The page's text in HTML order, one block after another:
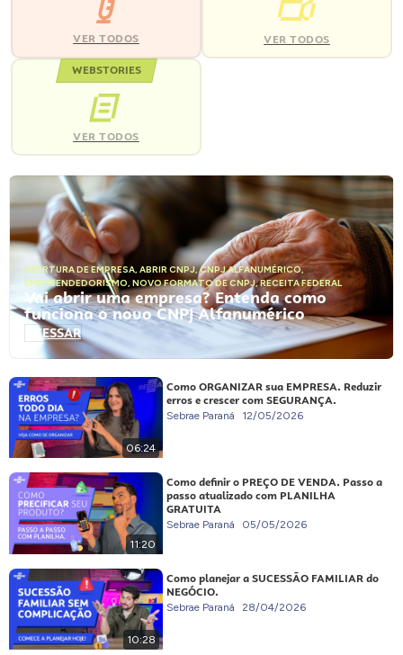
VER TODOS VER TODOS
WEBSTORIES
VER TODOS
ABERTURA DE EMPRESA, ABRIR CNPJ,CNPJ ALFANUMÉRICO,
EMPREENDEDORISMO, NOVO FORMATO DE CNPJ,RECEITA FEDERAL
Vai abrir uma empresa? Entenda como
funciona o novo CNPJ Alfanumérico
ACESSAR
06:24
Como ORGANIZAR sua EMPRESA. Reduzir
erros e crescer com SEGURANÇA.
Sebrae Paraná 12/05/2026
11:20
Como definir o PREÇO DE VENDA. Passo a
passo atualizado com PLANILHA
GRATUITA
Sebrae Paraná 05/05/2026
10:28
Como planejar a SUCESSÃO FAMILIAR do
NEGÓCIO.
Sebrae Paraná 28/04/2026